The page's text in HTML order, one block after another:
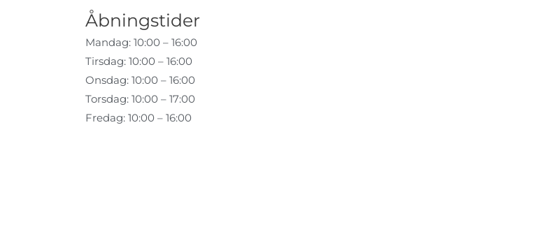
Åbningstider
Mandag: 10:00 – 16:00
Tirsdag: 10:00 – 16:00
Onsdag: 10:00 – 16:00
Torsdag: 10:00 – 17:00
Fredag: 10:00 – 16:00